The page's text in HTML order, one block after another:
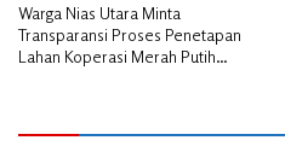
Warga Nias Utara Minta
Transparansi Proses Penetapan
Lahan Koperasi Merah Putih